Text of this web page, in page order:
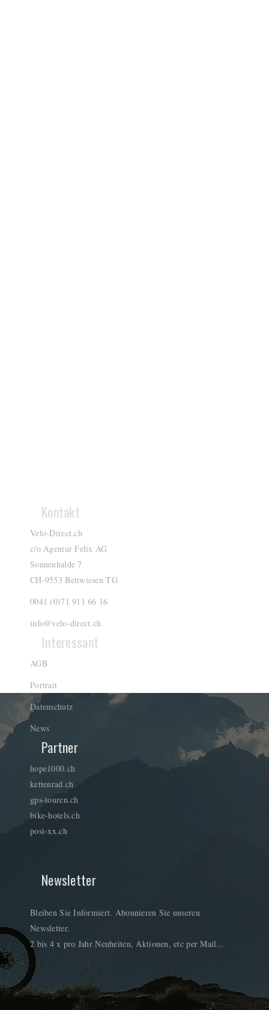
Kontakt
Velo-Direct.ch
c/o Agentur Felix AG
Sonnenhalde 7
CH-9553 Bettwiesen TG
0041 (0)71 911 66 16
info@velo-direct.ch
Interessant
AGB
Portrait
Datenschutz
News
Partner
hope1000.ch
kettenrad.ch
gps-touren.ch
bike-hotels.ch
posi-xx.ch
Newsletter
Bleiben Sie Informiert. Abonnieren Sie unseren
Newsletter.
2 bis 4 x pro Jahr Neuheiten, Aktionen, etc per Mail...